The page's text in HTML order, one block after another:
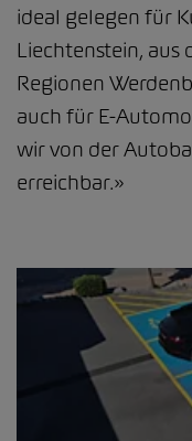
ideal gelegen für
Liechtenstein, aus
Regionen
auch für E-
wir von der
erreichbar.»